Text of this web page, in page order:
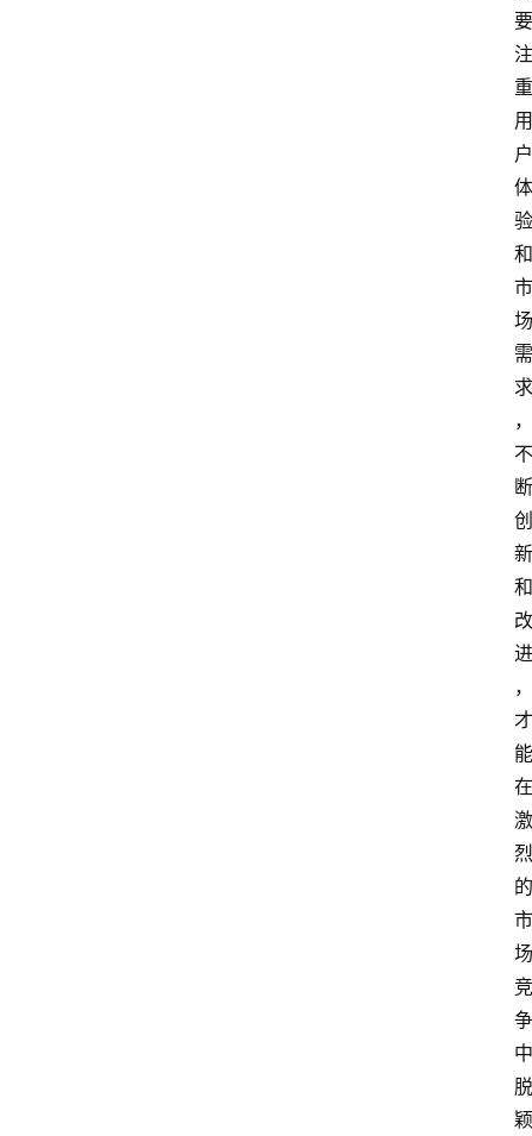
要
注
重
用
户
体
验
和
市
场
需
求
，
不
断
创
新
和
改
进
，
才
能
在
激
烈
的
市
场
竞
争
中
脱
颖